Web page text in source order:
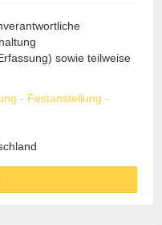
sowie teilweise
- Festanstellung -